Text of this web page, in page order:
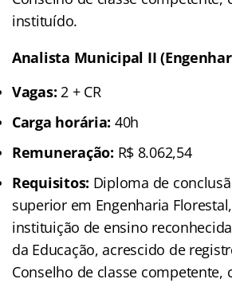
instituído.
Analista Municipal II
Vagas: 2 + CR
Carga horária: 40h
Remuneração: R$ 8.062,54
Requisitos: Diploma de
superior em Engenharia
instituição de ensino
da Educação, acrescido de
Conselho de classe competente,